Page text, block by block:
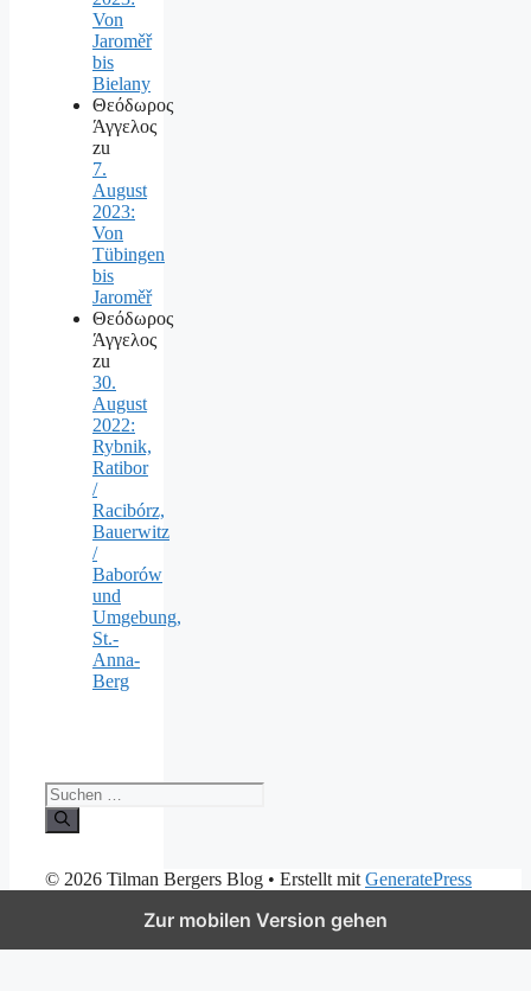
Von
Jaroměř
bis
Bielany
Θεόδωρος
Άγγελος
zu
7.
August
2023:
Von
Tübingen
bis
Jaroměř
Θεόδωρος
Άγγελος
zu
30.
August
2022:
Rybnik,
Ratibor
/
Racibórz,
Bauerwitz
/
Baborów
und
Umgebung,
St.-
Anna-
Berg
Suchen
nach:
© 2026 Tilman Bergers Blog • Erstellt mit GeneratePress
Zur mobilen Version gehen